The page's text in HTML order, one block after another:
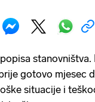
stanovništva.
gotovo mjesec
situacije i